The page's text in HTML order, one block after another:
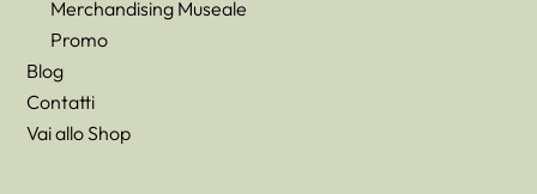
Merchandising Museale
Promo
Blog
Contatti
Vai allo Shop